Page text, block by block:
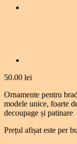
50.00 lei
Ornamente pentru
modele unice, foarte
decoupage și patinare
Prețul afișat este per